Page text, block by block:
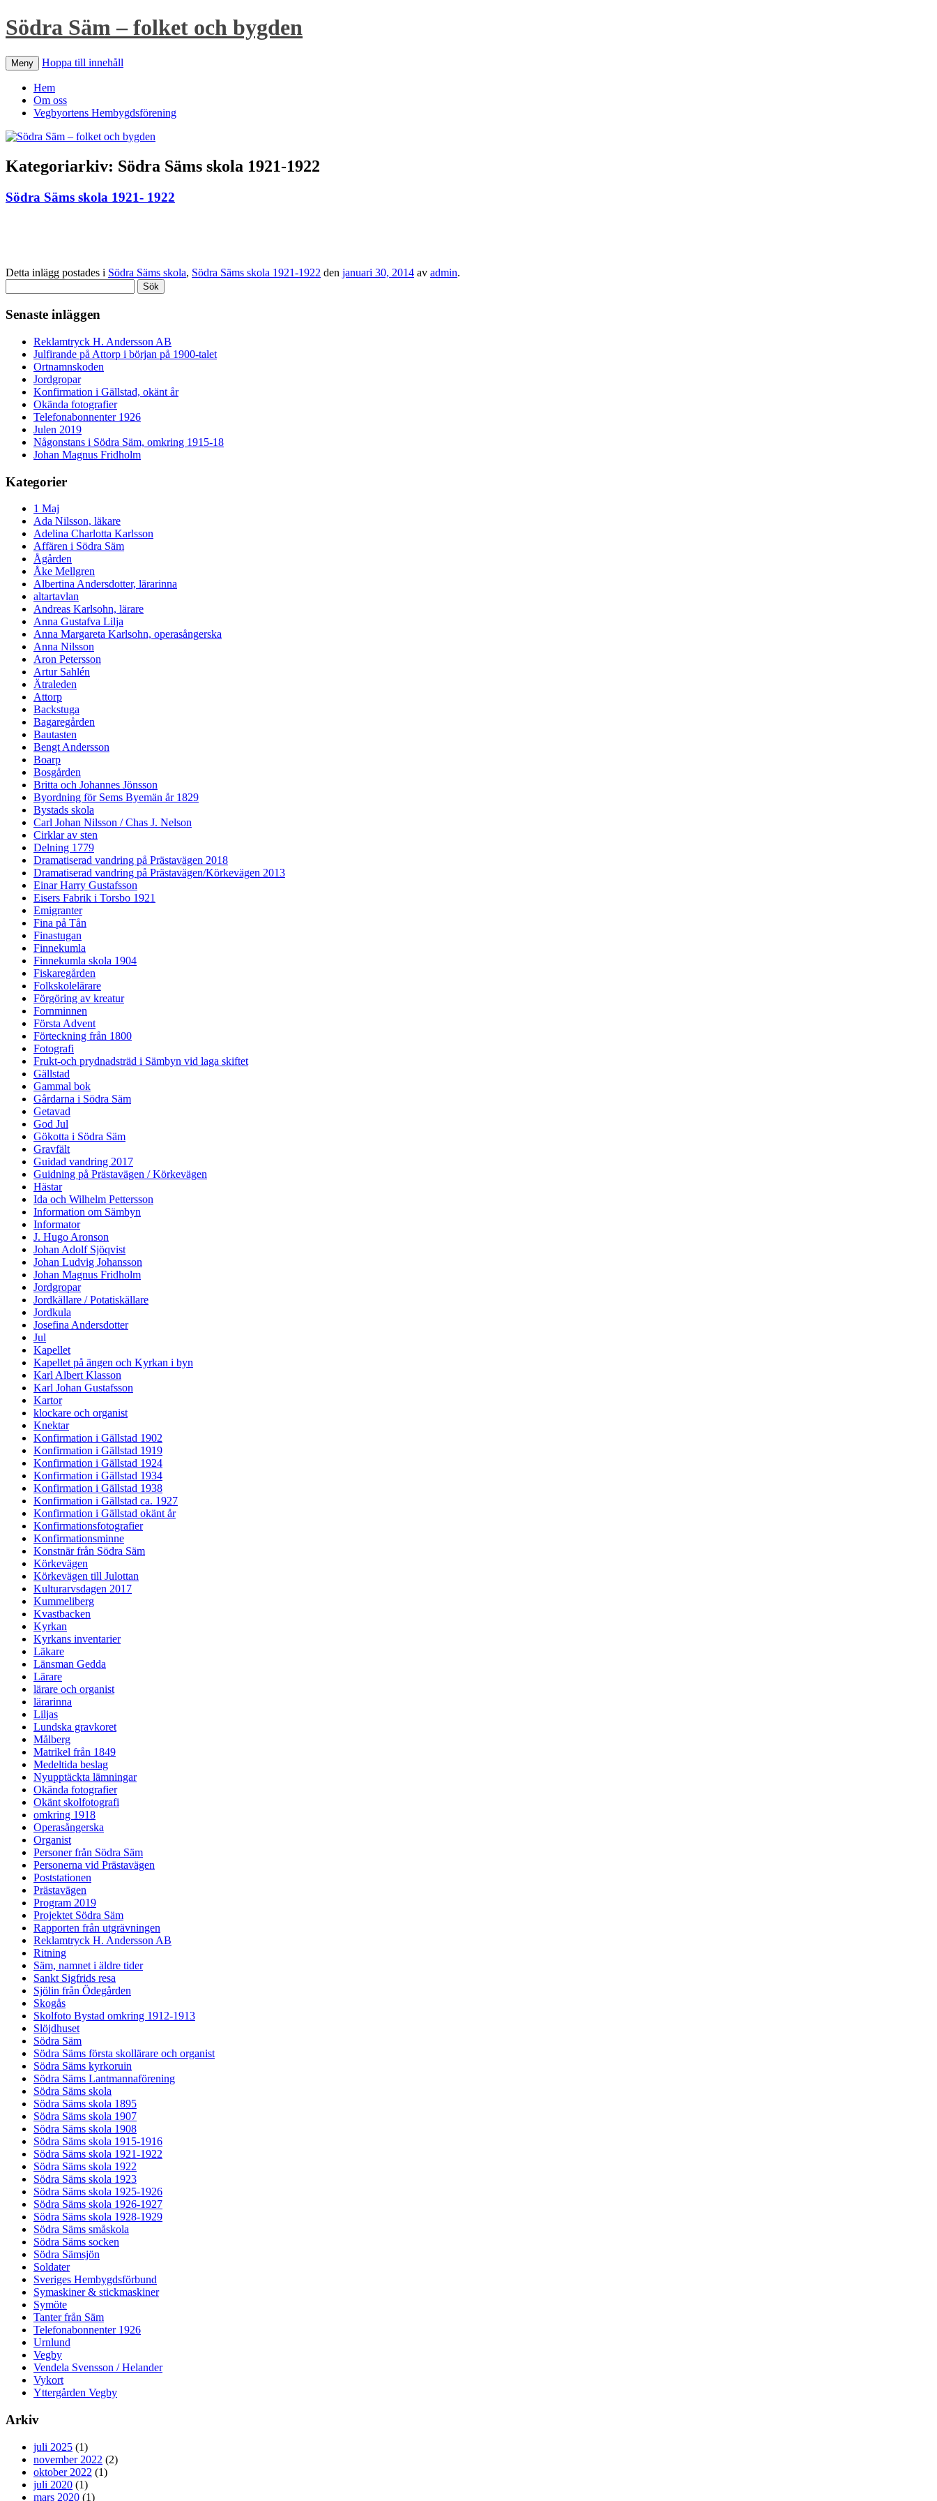
Södra Säm – folket och bygden
Meny Hoppa till innehåll
Hem
Om oss
Vegbyortens Hembygdsförening
Kategoriarkiv: Södra Säms skola 1921-1922
Södra Säms skola 1921- 1922
Detta inlägg postades i Södra Säms skola, Södra Säms skola 1921-1922 den januari 30, 2014 av admin.
efter:
Senaste inläggen
Reklamtryck H. Andersson AB
Julfirande på Attorp i början på 1900-talet
Ortnamnskoden
Jordgropar
Konfirmation i Gällstad, okänt år
Okända fotografier
Telefonabonnenter 1926
Julen 2019
Någonstans i Södra Säm, omkring 1915-18
Johan Magnus Fridholm
Kategorier
1 Maj
Ada Nilsson, läkare
Adelina Charlotta Karlsson
Affären i Södra Säm
Ågården
Åke Mellgren
Albertina Andersdotter, lärarinna
altartavlan
Andreas Karlsohn, lärare
Anna Gustafva Lilja
Anna Margareta Karlsohn, operasångerska
Anna Nilsson
Aron Petersson
Artur Sahlén
Ätraleden
Attorp
Backstuga
Bagaregården
Bautasten
Bengt Andersson
Boarp
Bosgården
Britta och Johannes Jönsson
Byordning för Sems Byemän år 1829
Bystads skola
Carl Johan Nilsson / Chas J. Nelson
Cirklar av sten
Delning 1779
Dramatiserad vandring på Prästavägen 2018
Dramatiserad vandring på Prästavägen/Körkevägen 2013
Einar Harry Gustafsson
Eisers Fabrik i Torsbo 1921
Emigranter
Fina på Tån
Finastugan
Finnekumla
Finnekumla skola 1904
Fiskaregården
Folkskolelärare
Förgöring av kreatur
Fornminnen
Första Advent
Förteckning från 1800
Fotografi
Frukt-och prydnadsträd i Sämbyn vid laga skiftet
Gällstad
Gammal bok
Gårdarna i Södra Säm
Getavad
God Jul
Gökotta i Södra Säm
Gravfält
Guidad vandring 2017
Guidning på Prästavägen / Körkevägen
Hästar
Ida och Wilhelm Pettersson
Information om Sämbyn
Informator
J. Hugo Aronson
Johan Adolf Sjöqvist
Johan Ludvig Johansson
Johan Magnus Fridholm
Jordgropar
Jordkällare / Potatiskällare
Jordkula
Josefina Andersdotter
Jul
Kapellet
Kapellet på ängen och Kyrkan i byn
Karl Albert Klasson
Karl Johan Gustafsson
Kartor
klockare och organist
Knektar
Konfirmation i Gällstad 1902
Konfirmation i Gällstad 1919
Konfirmation i Gällstad 1924
Konfirmation i Gällstad 1934
Konfirmation i Gällstad 1938
Konfirmation i Gällstad ca. 1927
Konfirmation i Gällstad okänt år
Konfirmationsfotografier
Konfirmationsminne
Konstnär från Södra Säm
Körkevägen
Körkevägen till Julottan
Kulturarvsdagen 2017
Kummeliberg
Kvastbacken
Kyrkan
Kyrkans inventarier
Läkare
Länsman Gedda
Lärare
lärare och organist
lärarinna
Liljas
Lundska gravkoret
Målberg
Matrikel från 1849
Medeltida beslag
Nyupptäckta lämningar
Okända fotografier
Okänt skolfotografi
omkring 1918
Operasångerska
Organist
Personer från Södra Säm
Personerna vid Prästavägen
Poststationen
Prästavägen
Program 2019
Projektet Södra Säm
Rapporten från utgrävningen
Reklamtryck H. Andersson AB
Ritning
Säm, namnet i äldre tider
Sankt Sigfrids resa
Sjölin från Ödegården
Skogås
Skolfoto Bystad omkring 1912-1913
Slöjdhuset
Södra Säm
Södra Säms första skollärare och organist
Södra Säms kyrkoruin
Södra Säms Lantmannaförening
Södra Säms skola
Södra Säms skola 1895
Södra Säms skola 1907
Södra Säms skola 1908
Södra Säms skola 1915-1916
Södra Säms skola 1921-1922
Södra Säms skola 1922
Södra Säms skola 1923
Södra Säms skola 1925-1926
Södra Säms skola 1926-1927
Södra Säms skola 1928-1929
Södra Säms småskola
Södra Säms socken
Södra Sämsjön
Soldater
Sveriges Hembygdsförbund
Symaskiner & stickmaskiner
Symöte
Tanter från Säm
Telefonabonnenter 1926
Urnlund
Vegby
Vendela Svensson / Helander
Vykort
Yttergården Vegby
Arkiv
juli 2025 (1)
november 2022 (2)
oktober 2022 (1)
juli 2020 (1)
mars 2020 (1)